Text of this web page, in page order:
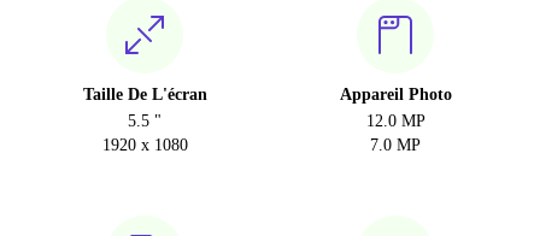
Taille De L'écran
5.5 "
1920 x 1080
Appareil Photo
12.0 MP
7.0 MP